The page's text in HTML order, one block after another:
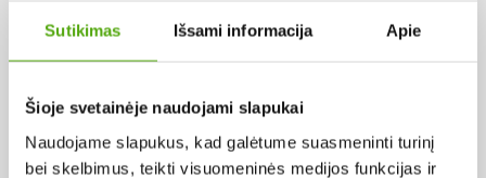
Sutikimas Išsami informacija Apie
Šioje svetainėje naudojami slapukai
Naudojame slapukus, kad galėtume suasmeninti turinį
bei skelbimus, teikti visuomeninės medijos funkcijas ir
CH
Pagal abėcėlę:
Rezultatų nerasta...